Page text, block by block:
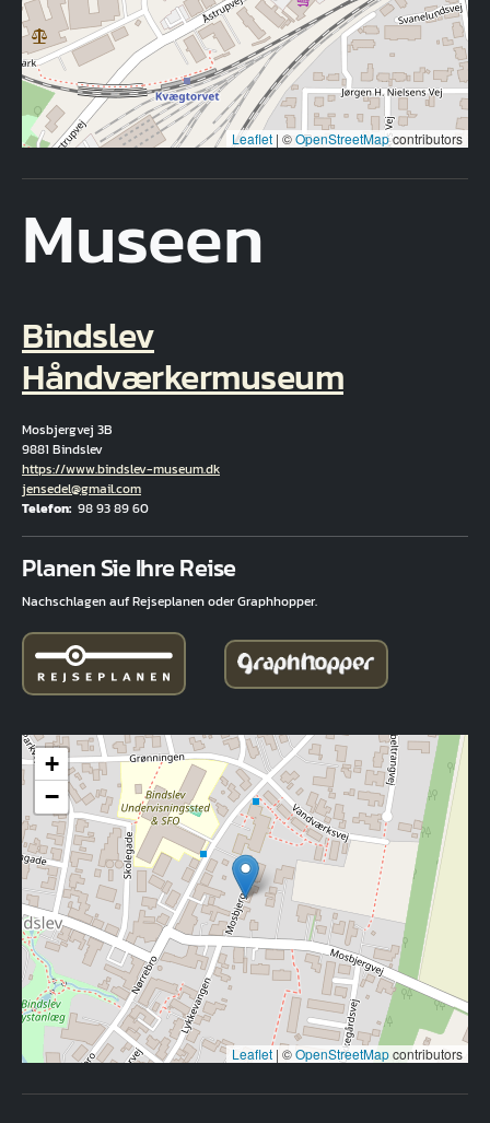
Leaflet | ©OpenStreetMapcontributors
Museen
Bindslev
Håndværkermuseum
Mosbjergvej 3B
9881 Bindslev
Hjemmeside
https://www.bindslev-museum.dk
E-Mail
jensedel@gmail.com
Telefon 98 93 89 60
Planen Sie Ihre Reise
Nachschlagen auf Rejseplanen oder Graphhopper.
+
−
Leaflet | ©OpenStreetMapcontributors